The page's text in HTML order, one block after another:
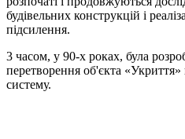
будівельних конструкцій і
підсилення.
3 часом, у 90-х роках, була
перетворення об'єкта «Укриття»
систему.